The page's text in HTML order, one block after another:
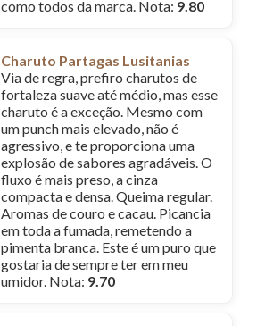
como todos da marca. Nota: 9.80
Charuto Partagas Lusitanias
Via de regra, prefiro charutos de
fortaleza suave até médio, mas esse
charuto é a exceção. Mesmo com
um punch mais elevado, não é
agressivo, e te proporciona uma
explosão de sabores agradáveis. O
fluxo é mais preso, a cinza
compacta e densa. Queima regular.
Aromas de couro e cacau. Picancia
em toda a fumada, remetendo a
pimenta branca. Este é um puro que
gostaria de sempre ter em meu
umidor. Nota: 9.70